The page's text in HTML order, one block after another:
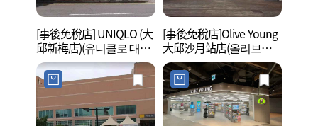
[事後免稅店] UNIQLO (大
邱新梅店)(유니클로 대구
신매점)
[事後免稅店]Olive Young
大邱沙月站店(올리브영
대구사월역점)